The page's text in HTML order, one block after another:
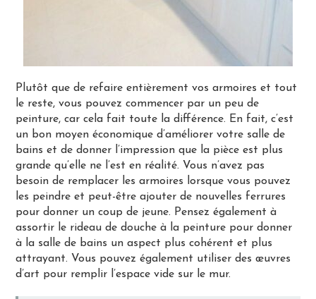
Plutôt que de refaire entièrement vos armoires et tout
le reste, vous pouvez commencer par un peu de
peinture, car cela fait toute la différence. En fait, c’est
un bon moyen économique d’améliorer votre salle de
bains et de donner l’impression que la pièce est plus
grande qu’elle ne l’est en réalité. Vous n’avez pas
besoin de remplacer les armoires lorsque vous pouvez
les peindre et peut-être ajouter de nouvelles ferrures
pour donner un coup de jeune. Pensez également à
assortir le rideau de douche à la peinture pour donner
à la salle de bains un aspect plus cohérent et plus
attrayant. Vous pouvez également utiliser des œuvres
d’art pour remplir l’espace vide sur le mur.